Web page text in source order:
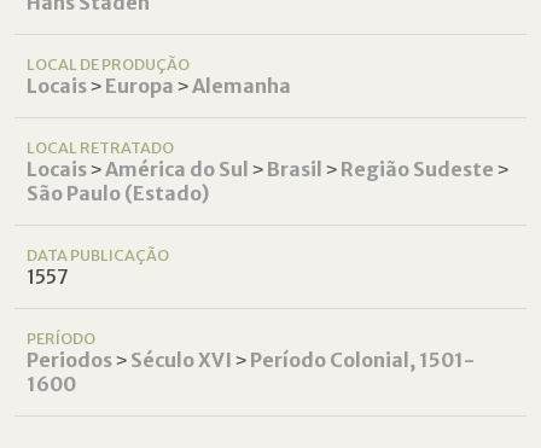
LOCAL DE PRODUÇÃO
Locais˃ Europa ˃Alemanha
LOCAL RETRATADO
Locais˃América do Sul ˃ Brasil ˃ Região Sudeste ˃
São Paulo (Estado)
DATA PUBLICAÇÃO
1557
PERÍODO
Periodos˃ Século XVI ˃ Período Colonial, 1501-
1600